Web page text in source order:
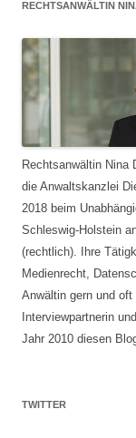
RECHTSANWÄLTIN
Rechtsanwältin Nina
die Anwaltskanzlei
2018 beim
Schleswig-Holstein
(rechtlich). Ihre
Medienrecht,
Anwältin gern und
Interviewpartnerin
Jahr 2010 diesen
TWITTER